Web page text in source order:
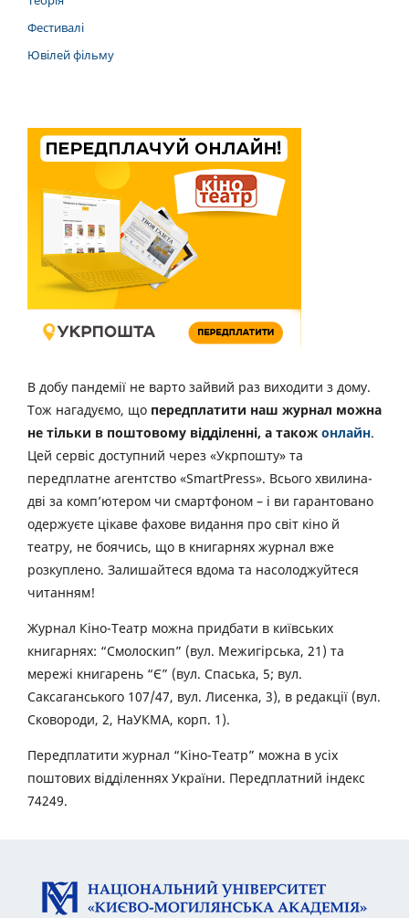
Фестивалі
Ювілей фільму
В добу пандемії не варто зайвий раз виходити з дому.
Тож нагадуємо, що передплатити наш журнал можна
не тільки в поштовому відділенні, а також онлайн.
Цей сервіс доступний через «Укрпошту» та
передплатне агентство «SmartPress». Всього хвилина-
дві за комп’ютером чи смартфоном – і ви гарантовано
одержуєте цікаве фахове видання про світ кіно й
театру, не боячись, що в книгарнях журнал вже
розкуплено. Залишайтеся вдома та насолоджуйтеся
читанням!
Журнал Кіно-Театр можна придбати в київських
книгарнях: “Смолоскип” (вул. Межигірська, 21) та
мережі книгарень “Є” (вул. Спаська, 5; вул.
Саксаганського 107/47, вул. Лисенка, 3), в редакції (вул.
Сковороди, 2, НаУКМА, корп. 1).
Передплатити журнал “Кіно-Театр” можна в усіх
поштових відділеннях України. Передплатний індекс
74249.